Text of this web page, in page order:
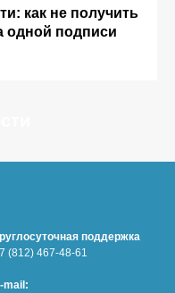
как не получить
одной подписи
поддержка
(812) 467-48-61
mail: